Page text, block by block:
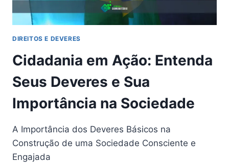
DIREITOS E DEVERES
Cidadania em Ação: Entenda
Seus Deveres e Sua
Importância na Sociedade
A Importância dos Deveres Básicos na
Construção de uma Sociedade Consciente e
Engajada